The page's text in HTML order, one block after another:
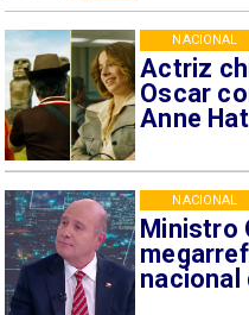
Actriz
Oscar
Anne
NACIONAL
Ministro
nacional
NACIONAL